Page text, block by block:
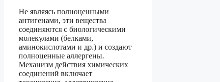
Не являясь полноценными
антигенами, эти вещества
соединяются с биологическими
молекулами (белками,
аминокислотами и др.) и создают
полноценные аллергены.
Механизм действия химических
соединений включает